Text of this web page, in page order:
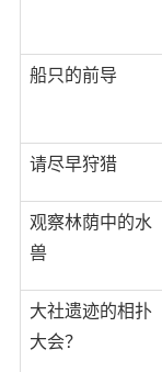
船只的前导
请尽早狩猎
观察林荫中的水
兽
大社遗迹的相扑
大会？